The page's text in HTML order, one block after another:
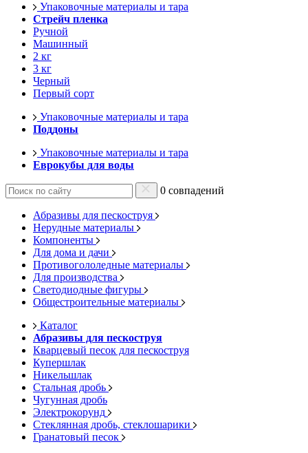
Упаковочные материалы и тара
Стрейч пленка
Ручной
Машинный
2 кг
3 кг
Черный
Первый сорт
Упаковочные материалы и тара
Поддоны
Упаковочные материалы и тара
Еврокубы для воды
0 совпадений
Абразивы для пескоструя
Нерудные материалы
Компоненты
Для дома и дачи
Противогололедные материалы
Для производства
Светодиодные фигуры
Общестроительные материалы
Каталог
Абразивы для пескоструя
Кварцевый песок для пескоструя
Купершлак
Никельшлак
Стальная дробь
Чугунная дробь
Электрокорунд
Стеклянная дробь, стеклошарики
Гранатовый песок